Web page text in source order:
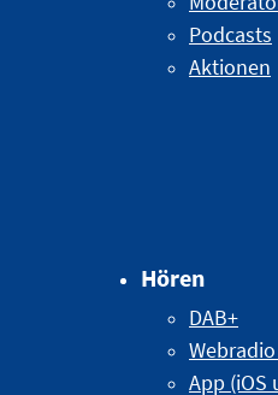
Podcasts
Aktionen
Hören
DAB+
App (iOS